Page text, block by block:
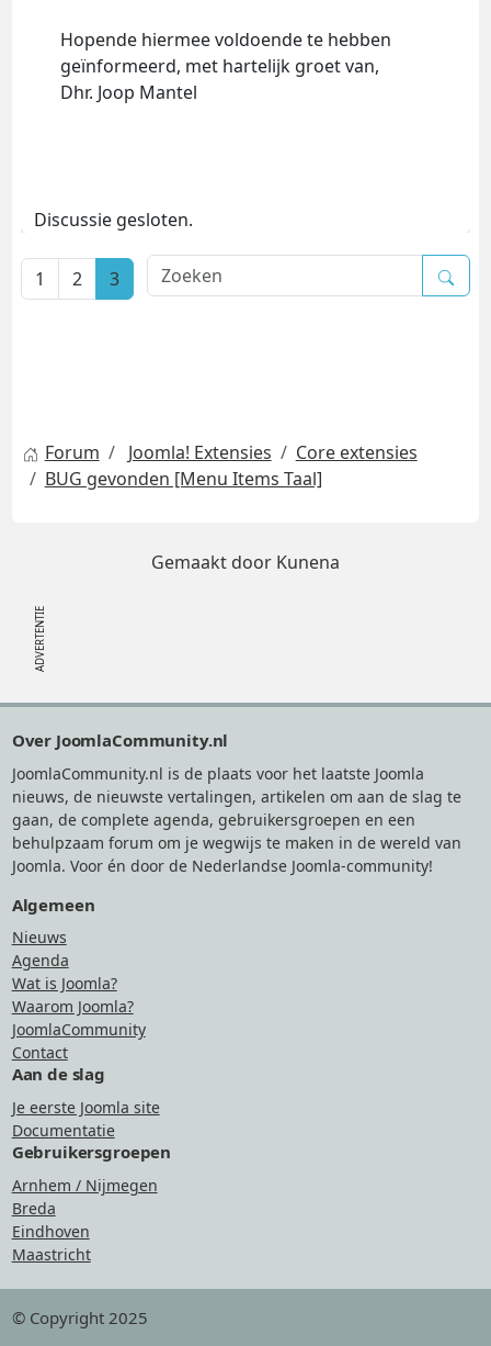
Hopende hiermee voldoende te hebben
geïnformeerd, met hartelijk groet van,
Dhr. Joop Mantel
Discussie gesloten.
1 2 3
Forum Joomla! Extensies
Core extensies
BUG gevonden [Menu Items Taal]
Gemaakt door Kunena
Over JoomlaCommunity.nl
JoomlaCommunity.nl is de plaats voor het laatste Joomla
nieuws, de nieuwste vertalingen, artikelen om aan de slag te
gaan, de complete agenda, gebruikersgroepen en een
behulpzaam forum om je wegwijs te maken in de wereld van
Joomla. Voor én door de Nederlandse Joomla-community!
Algemeen
Nieuws
Agenda
Wat is Joomla?
Waarom Joomla?
JoomlaCommunity
Contact
Aan de slag
Je eerste Joomla site
Documentatie
Gebruikersgroepen
Arnhem / Nijmegen
Breda
Eindhoven
Maastricht
© Copyright 2025